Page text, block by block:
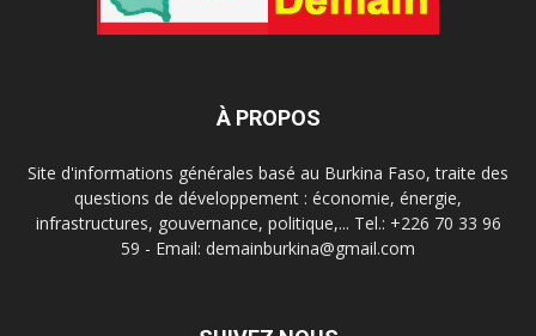
À PROPOS
Site d'informations générales basé au Burkina Faso, traite des
questions de développement : économie, énergie,
infrastructures, gouvernance, politique,... Tel.: +226 70 33 96
59 - Email: demainburkina@gmail.com